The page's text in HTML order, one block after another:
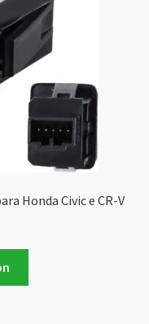
Honda Civic e CR-V